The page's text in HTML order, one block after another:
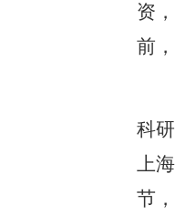
资
前
科
上
节